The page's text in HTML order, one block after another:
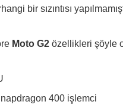
bir sızıntısı
Moto G2 özellikleri şöyle
400 işlemci